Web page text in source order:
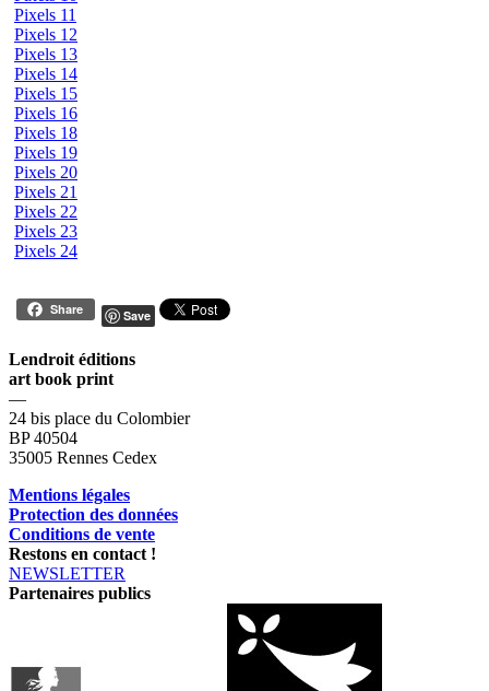
Pixels 11
Pixels 12
Pixels 13
Pixels 14
Pixels 15
Pixels 16
Pixels 18
Pixels 19
Pixels 20
Pixels 21
Pixels 22
Pixels 23
Pixels 24
Share Save
Lendroit éditions
art book print
—
24 bis place du Colombier
BP 40504
35005 Rennes Cedex
Mentions légales
Protection des données
Conditions de vente
Restons en contact !
NEWSLETTER
Partenaires publics